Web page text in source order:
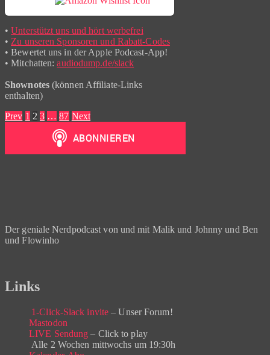
•Unterstützt uns und hört werbefrei
• Zu unseren Sponsoren und Rabatt-Codes
• Bewertet uns in der Apple Podcast-App!
• Mitchatten:audiodump.de/slack
Shownotes(können Affiliate-Links
enthalten)
Seitennummerierung
Beiträge
Prev 1 2 3 … 87 Next
Der geniale Nerdpodcast von und mit Malik und Johnny und Ben
und Flowinho
Links
1-Click-Slack invite – Unser Forum!
Mastodon
LIVE Sendung – Click to play
Alle 2 Wochen mittwochs um 19:30h